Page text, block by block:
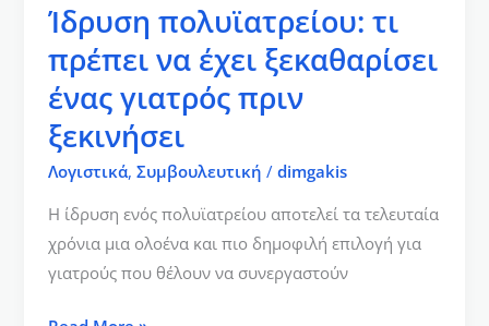
Ίδρυση πολυϊατρείου: τι
πρέπει να έχει ξεκαθαρίσει
ένας γιατρός πριν
ξεκινήσει
Λογιστικά,Συμβουλευτική /dimgakis
Η ίδρυση ενός πολυϊατρείου αποτελεί τα τελευταία
χρόνια μια ολοένα και πιο δημοφιλή επιλογή για
γιατρούς που θέλουν να συνεργαστούν